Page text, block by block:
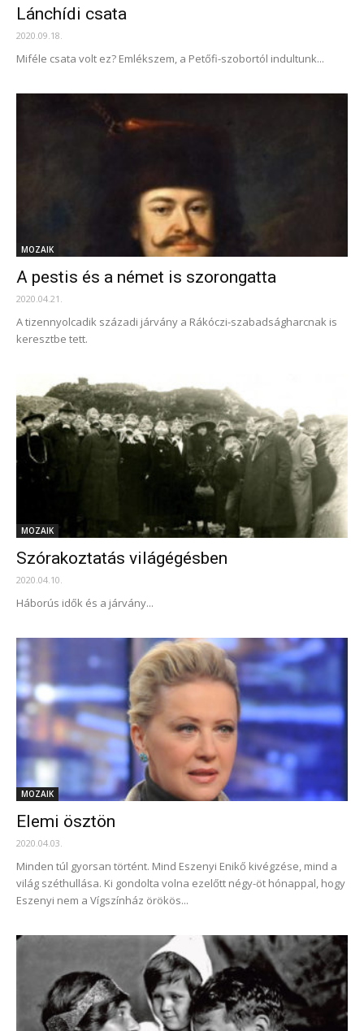
Lánchídi csata
2020.09.18.
Miféle csata volt ez? Emlékszem, a Petőfi-szobortól indultunk...
MOZAIK
A pestis és a német is szorongatta
2020.04.21.
A tizennyolcadik századi járvány a Rákóczi-szabadságharcnak is
keresztbe tett.
MOZAIK
Szórakoztatás világégésben
2020.04.10.
Háborús idők és a járvány...
MOZAIK
Elemi ösztön
2020.04.03.
Minden túl gyorsan történt. Mind Eszenyi Enikő kivégzése, mind a
világ széthullása. Ki gondolta volna ezelőtt négy-öt hónappal, hogy
Eszenyi nem a Vígszínház örökös...